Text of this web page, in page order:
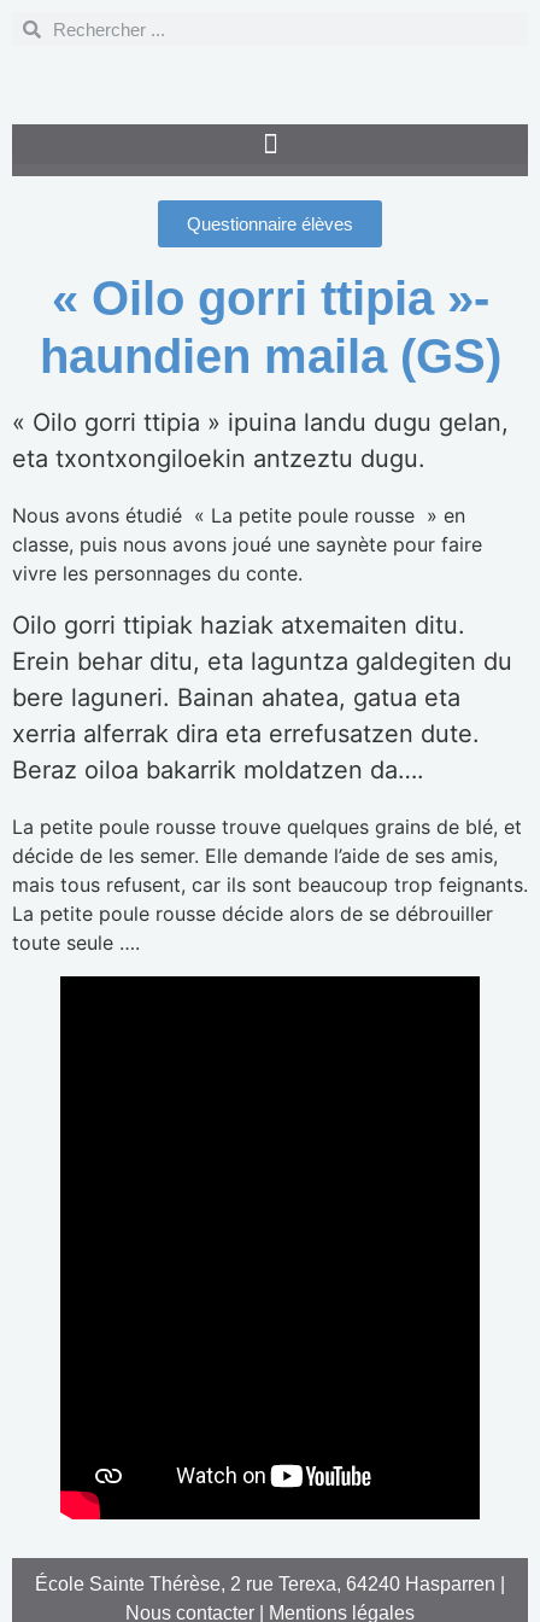
Questionnaire élèves
« Oilo gorri ttipia »-
haundien maila (GS)
« Oilo gorri ttipia » ipuina landu dugu gelan,
eta txontxongiloekin antzeztu dugu.
Nous avons étudié « La petite poule rousse » en
classe, puis nous avons joué une saynète pour faire
vivre les personnages du conte.
Oilo gorri ttipiak haziak atxemaiten ditu.
Erein behar ditu, eta laguntza galdegiten du
bere laguneri. Bainan ahatea, gatua eta
xerria alferrak dira eta errefusatzen dute.
Beraz oiloa bakarrik moldatzen da….
La petite poule rousse trouve quelques grains de blé, et
décide de les semer. Elle demande l’aide de ses amis,
mais tous refusent, car ils sont beaucoup trop feignants.
La petite poule rousse décide alors de se débrouiller
toute seule ….
École Sainte Thérèse, 2 rue Terexa, 64240 Hasparren |
Nous contacter
Mentions légales